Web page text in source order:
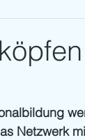
Netzwerk